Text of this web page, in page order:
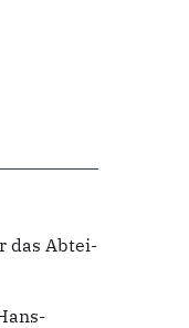
das Abtei-